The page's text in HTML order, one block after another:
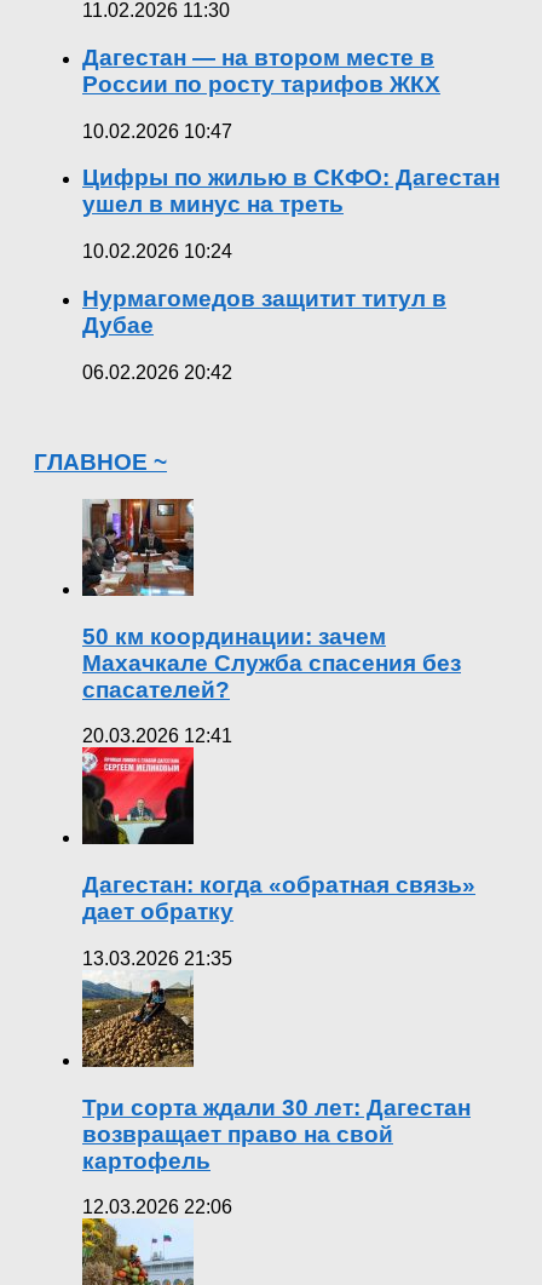
11.02.2026 11:30
Дагестан — на втором месте в
России по росту тарифов ЖКХ
10.02.2026 10:47
Цифры по жилью в СКФО: Дагестан
ушел в минус на треть
10.02.2026 10:24
Нурмагомедов защитит титул в
Дубае
06.02.2026 20:42
ГЛАВНОЕ ~
50 км координации: зачем
Махачкале Служба спасения без
спасателей?
20.03.2026 12:41
Дагестан: когда «обратная связь»
дает обратку
13.03.2026 21:35
Три сорта ждали 30 лет: Дагестан
возвращает право на свой
картофель
12.03.2026 22:06